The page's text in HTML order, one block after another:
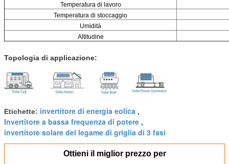
Temperatura di lavoro
Temperatura di stoccaggio
Umidità
Altitudine
Topologia di applicazione:
Etichette: invertitore di energia eolica ,
Invertitore a bassa frequenza di potere ,
invertitore solare del legame di griglia di 3 fasi
Ottieni il miglior prezzo per